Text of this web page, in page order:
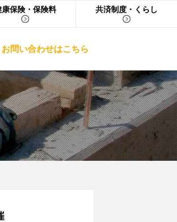
康保険・保険料 共済制度・くらし
お問い合わせはこちら